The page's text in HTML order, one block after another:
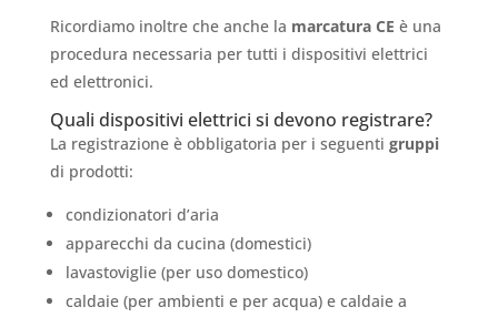
Ricordiamo inoltre che anche la marcatura CE è una
procedura necessaria per tutti i dispositivi elettrici
ed elettronici.
Quali dispositivi elettrici si devono registrare?
La registrazione è obbligatoria per i seguenti gruppi
di prodotti:
condizionatori d’aria
apparecchi da cucina (domestici)
lavastoviglie (per uso domestico)
caldaie (per ambienti e per acqua) e caldaie a